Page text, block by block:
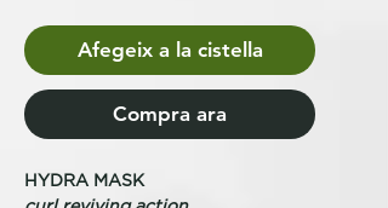
Afegeix a la cistella
Compra ara
HYDRA MASK